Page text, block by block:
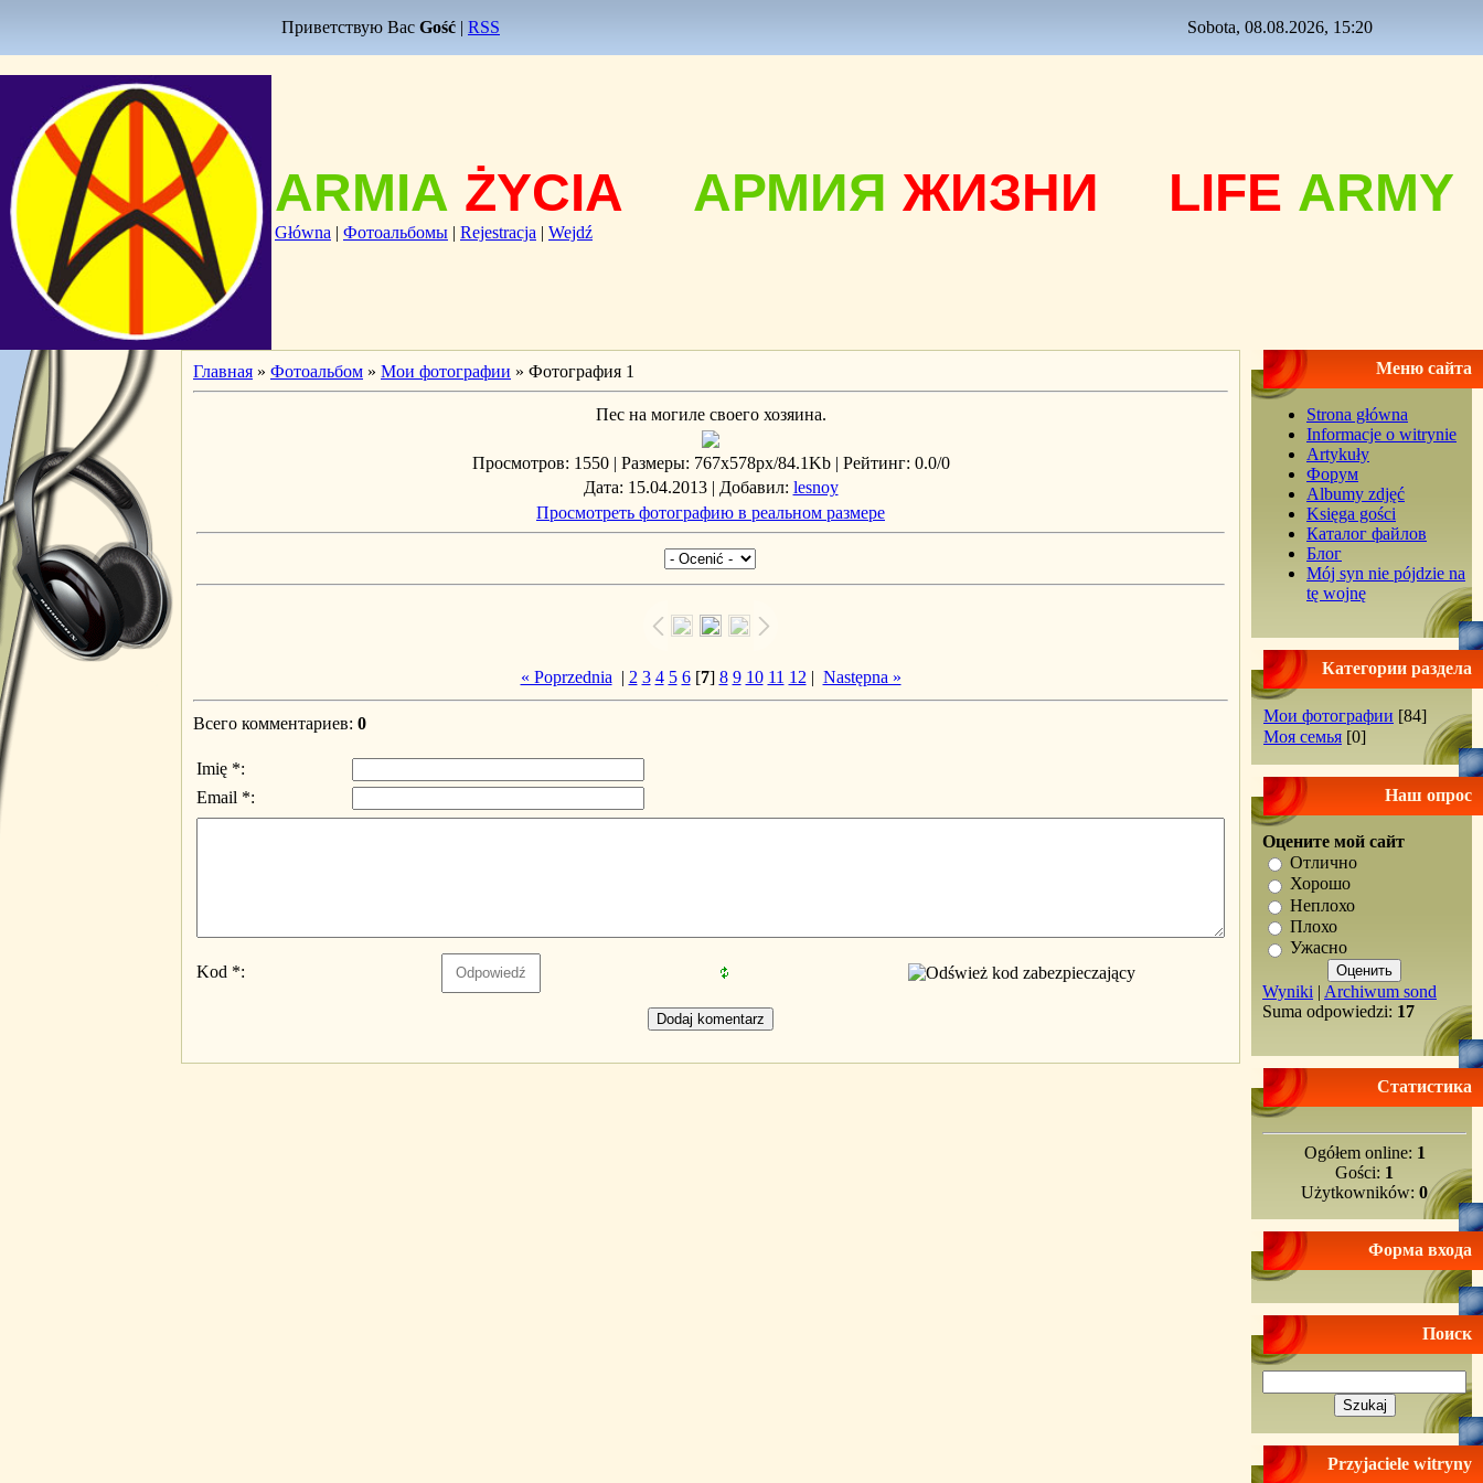
Приветствую Вас Gość | RSS Sobota, 08.08.2026, 15:20
ARMIA ŻYCIA АРМИЯ ЖИЗНИ LIFE ARMY
Główna | Фотоальбомы | Rejestracja | Wejdź
Главная » Фотоальбом » Мои фотографии » Фотография 1
Пес на могиле своего хозяина.
Просмотров: 1550 | Размеры: 767x578px/84.1Kb | Рейтинг: 0.0/0
Дата: 15.04.2013 | Добавил: lesnoy
Просмотреть фотографию в реальном размере
« Poprzednia | 2 3 4 5 6[7] 8 9 10 11 12 | Następna »
Всего комментариев: 0
Imię *:
Email *:
Kod *:
Меню сайта
Strona główna
Informacje o witrynie
Artykuły
Форум
Albumy zdjęć
Księga gości
Каталог файлов
Блог
Mój syn nie pójdzie na
tę wojnę
Категории раздела
Мои фотографии [84]
Моя семья [0]
Наш опрос
Оцените мой сайт
Отлично
Хорошо
Неплохо
Плохо
Ужасно
Wyniki | Archiwum sond
Suma odpowiedzi: 17
Статистика
Ogółem online: 1
Gości: 1
Użytkowników: 0
Форма входа
Поиск
Przyjaciele witryny